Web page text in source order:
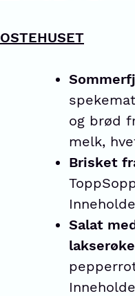
OSTEHUSET
og brød
melk,
Brisket
Salat